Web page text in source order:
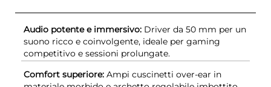
Audio potente e immersivo: Driver da 50 mm per un
suono ricco e coinvolgente, ideale per gaming
competitivo e sessioni prolungate.
Comfort superiore: Ampi cuscinetti over-ear in